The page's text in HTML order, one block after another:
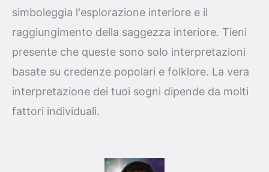
simboleggia l'esplorazione interiore e il
raggiungimento della saggezza interiore. Tieni
presente che queste sono solo interpretazioni
basate su credenze popolari e folklore. La vera
interpretazione dei tuoi sogni dipende da molti
fattori individuali.